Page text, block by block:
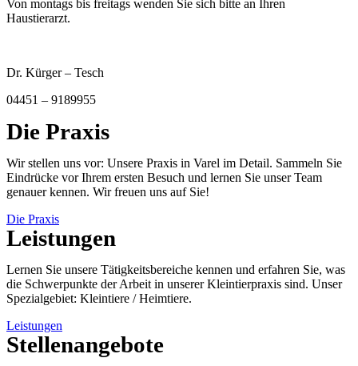
Von montags bis freitags wenden Sie sich bitte an Ihren
Haustierarzt.
Dr. Kürger – Tesch
04451 – 9189955
Die Praxis
Wir stellen uns vor: Unsere Praxis in Varel im Detail. Sammeln Sie
Eindrücke vor Ihrem ersten Besuch und lernen Sie unser Team
genauer kennen. Wir freuen uns auf Sie!
Die Praxis
Leistungen
Lernen Sie unsere Tätigkeitsbereiche kennen und erfahren Sie, was
die Schwerpunkte der Arbeit in unserer Kleintierpraxis sind. Unser
Spezialgebiet: Kleintiere / Heimtiere.
Leistungen
Stellenangebote